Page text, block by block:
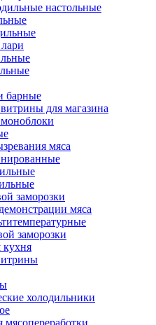
настольные
барные
для магазина
мяса
заморозки
мяса
заморозки
кухня
холодильники
мясопереработки